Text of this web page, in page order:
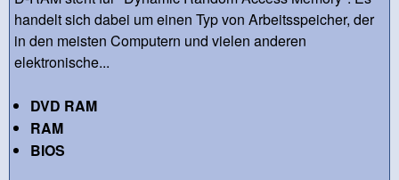
handelt sich dabei um einen Typ von Arbeitsspeicher, der
in den meisten Computern und vielen anderen
elektronische...
DVD RAM
RAM
BIOS